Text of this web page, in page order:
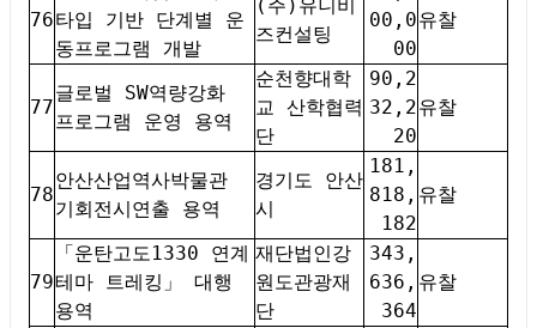
76타입 기반 단계별 운
동프로그램 개발
(주)유니비
즈컨설팅
00,0
00
유찰
77
글로벌 SW역량강화
프로그램 운영 용역
순천향대학
교 산학협력
단
90,2
32,2
20
유찰
78
안산산업역사박물관
기회전시연출 용역
경기도 안산
시
181,
818,
182
유찰
79
「운탄고도1330 연계
테마 트레킹」 대행
용역
재단법인강
원도관광재
단
343,
636,
364
유찰